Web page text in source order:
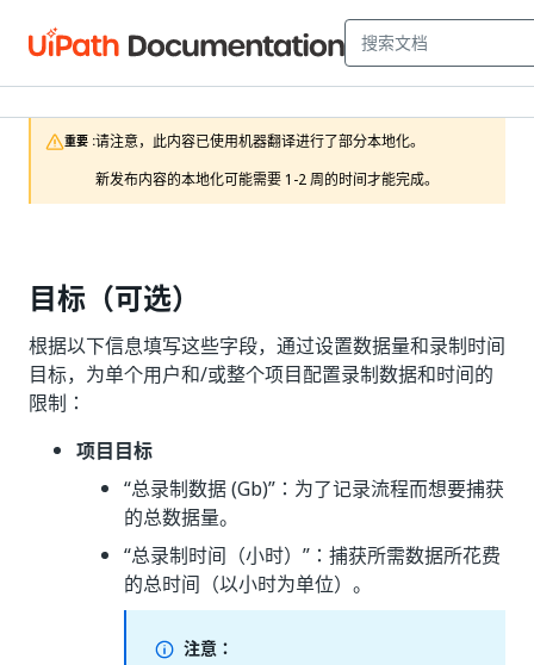
重要 :请注意，此内容已使用机器翻译进行了部分本地化。
新发布内容的本地化可能需要 1-2 周的时间才能完成。
目标（可选）
根据以下信息填写这些字段，通过设置数据量和录制时间
目标，为单个用户和/或整个项目配置录制数据和时间的
限制：
项目目标
“总录制数据 (Gb)” ：为了记录流程而想要捕获
的总数据量。
“总录制时间（小时）” ：捕获所需数据所花费
的总时间（以小时为单位）。
注意：